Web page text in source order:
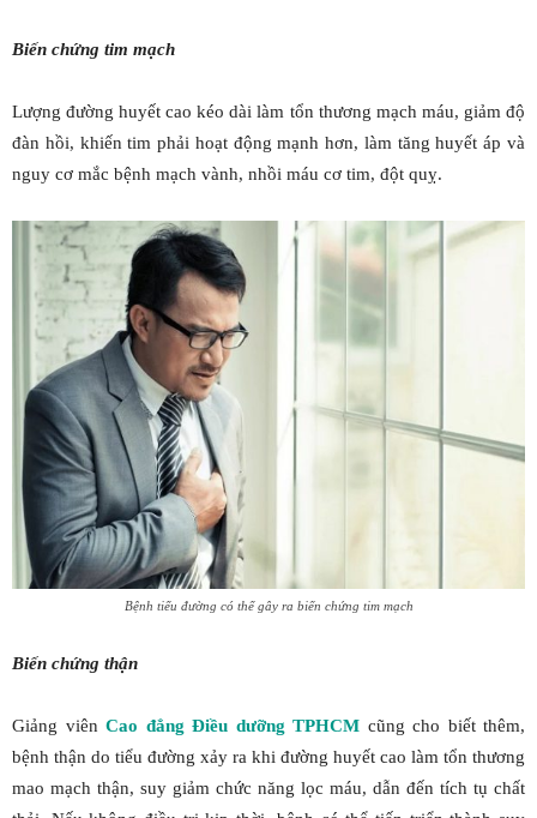
Biến chứng tim mạch
Lượng đường huyết cao kéo dài làm tổn thương mạch máu, giảm độ
đàn hồi, khiến tim phải hoạt động mạnh hơn, làm tăng huyết áp và
nguy cơ mắc bệnh mạch vành, nhồi máu cơ tim, đột quỵ.
Bệnh tiểu đường có thể gây ra biến chứng tim mạch
Biến chứng thận
Giảng viên Cao đẳng Điều dưỡng TPHCM cũng cho biết thêm,
bệnh thận do tiểu đường xảy ra khi đường huyết cao làm tổn thương
mao mạch thận, suy giảm chức năng lọc máu, dẫn đến tích tụ chất